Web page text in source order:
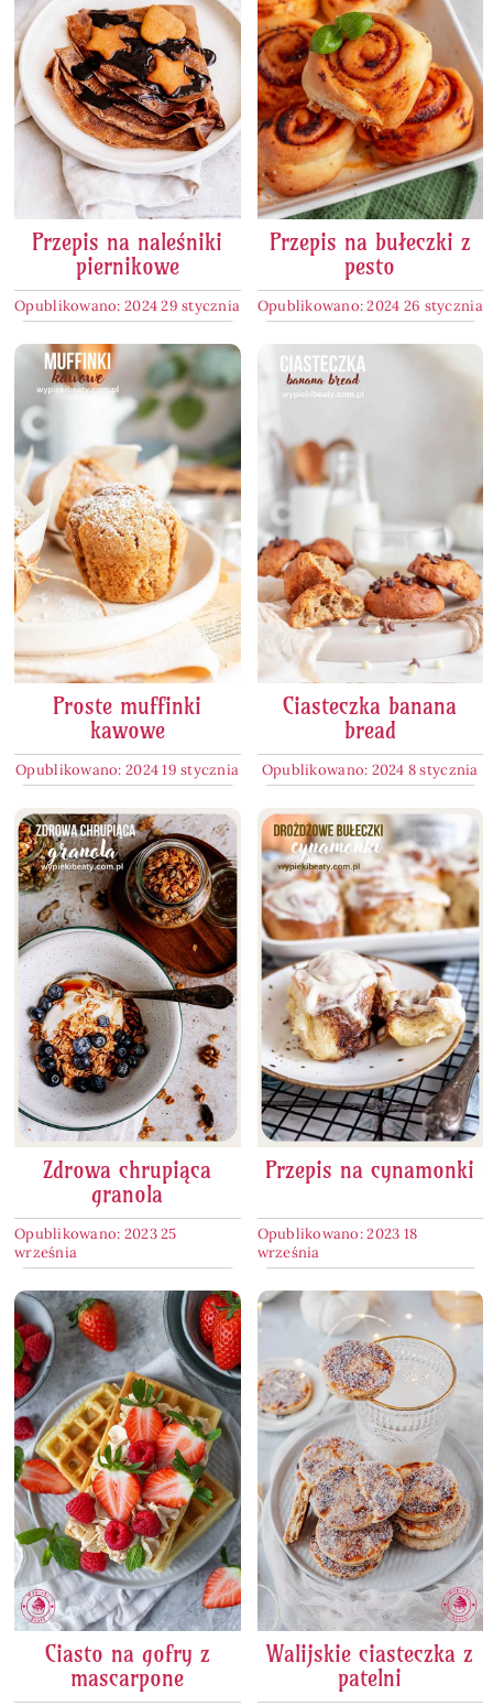
Przepis na naleśniki
piernikowe
Opublikowano: 2024 29 stycznia
Przepis na bułeczki z
pesto
Opublikowano: 2024 26 stycznia
Proste muffinki
kawowe
Opublikowano: 2024 19 stycznia
Ciasteczka banana
bread
Opublikowano: 2024 8 stycznia
Zdrowa chrupiąca
granola
Opublikowano: 2023 25
września
Przepis na cynamonki
Opublikowano: 2023 18
września
Ciasto na gofry z
mascarpone
Walijskie ciasteczka z
patelni